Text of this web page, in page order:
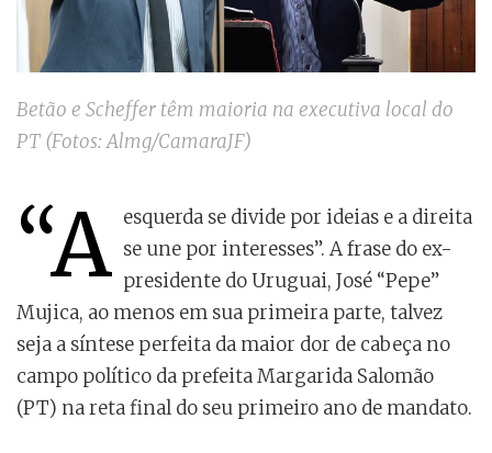
Betão e Scheffer têm maioria na executiva local do
PT (Fotos: Almg/CamaraJF)
“A esquerda se divide por ideias e a direita
se une por interesses”. A frase do ex-
presidente do Uruguai, José “Pepe”
Mujica, ao menos em sua primeira parte, talvez
seja a síntese perfeita da maior dor de cabeça no
campo político da prefeita Margarida Salomão
(PT) na reta final do seu primeiro ano de mandato.